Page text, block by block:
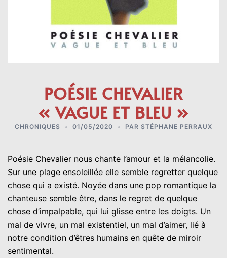
POÉSIE CHEVALIER
« VAGUE ET BLEU »
CHRONIQUES 01/05/2020 PAR STÉPHANE PERRAUX
Poésie Chevalier nous chante l’amour et la mélancolie.
Sur une plage ensoleillée elle semble regretter quelque
chose qui a existé. Noyée dans une pop romantique la
chanteuse semble être, dans le regret de quelque
chose d’impalpable, qui lui glisse entre les doigts. Un
mal de vivre, un mal existentiel, un mal d’aimer, lié à
notre condition d’êtres humains en quête de miroir
sentimental.